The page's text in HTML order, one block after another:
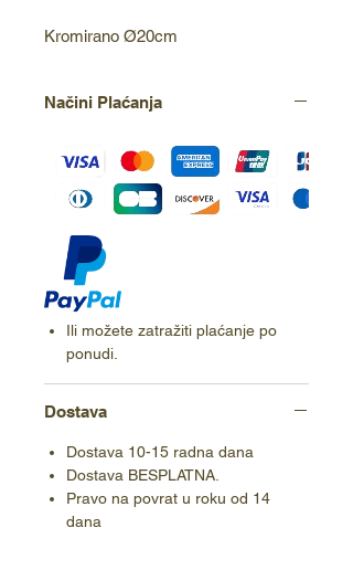
Kromirano Ø20cm
Načini Plaćanja
Ili možete zatražiti plaćanje po
ponudi.
Dostava
Dostava 10-15 radna dana
Dostava BESPLATNA.
Pravo na povrat u roku od 14
dana